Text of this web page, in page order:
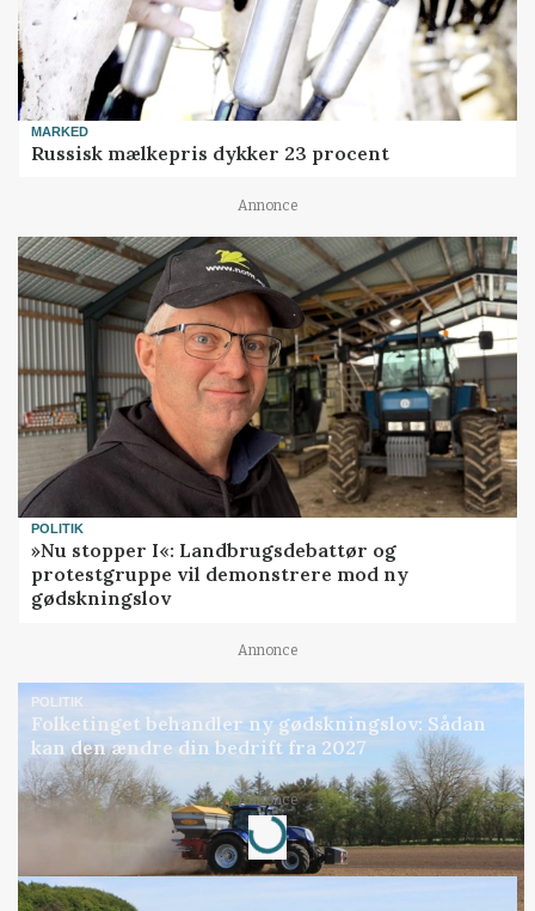
MARKED
Russisk mælkepris dykker 23 procent
Annonce
POLITIK
»Nu stopper I«: Landbrugsdebattør og
protestgruppe vil demonstrere mod ny
gødskningslov
Annonce
POLITIK
Folketinget behandler ny gødskningslov: Sådan
kan den ændre din bedrift fra 2027
Annonce
Loading...